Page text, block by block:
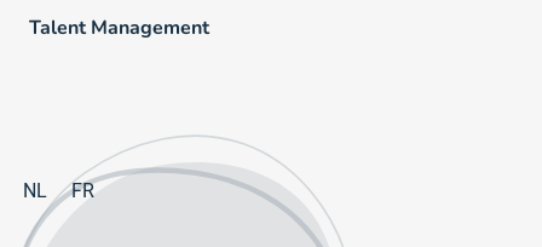
Talent Management
NL FR